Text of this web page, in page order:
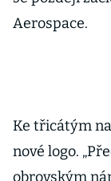
Aerospace.
Ke třicátým
nové logo.
obrovským